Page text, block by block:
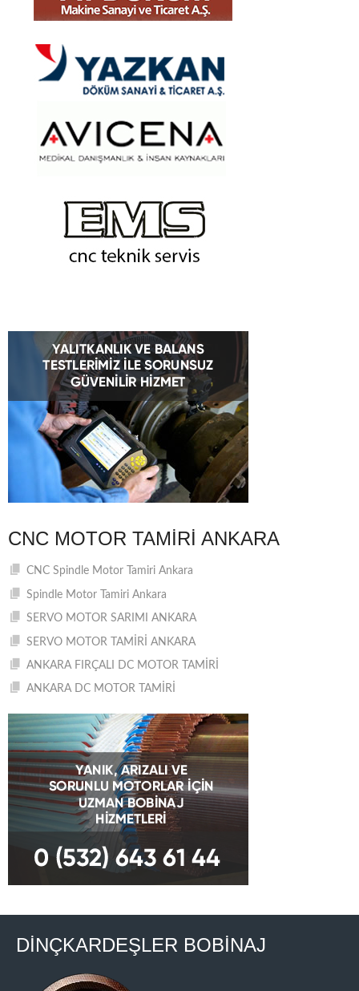
CNC MOTOR TAMIRI ANKARA
CNC Spindle Motor Tamiri Ankara
Spindle Motor Tamiri Ankara
SERVO MOTOR SARIMI ANKARA
SERVO MOTOR TAMİRİ ANKARA
ANKARA FIRÇALI DC MOTOR TAMİRİ
ANKARA DC MOTOR TAMİRİ
DİNÇKARDEŞLER BOBİNAJ